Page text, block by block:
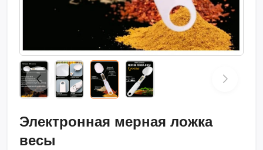
Электронная мерная ложка
весы